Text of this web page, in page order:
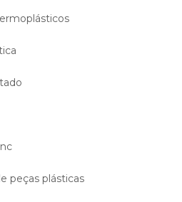
peças plásticas